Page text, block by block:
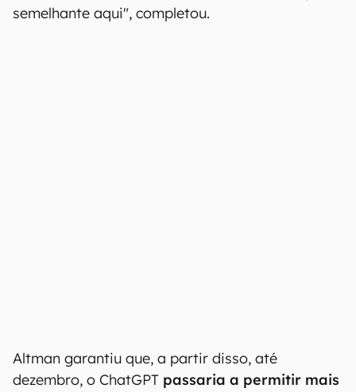
semelhante aqui", completou.
Altman garantiu que, a partir disso, até
dezembro, o ChatGPT passaria a permitir mais